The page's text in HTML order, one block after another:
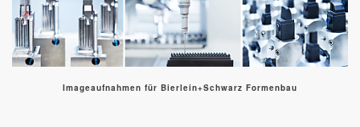
Imageaufnahmen für Bierlein+Schwarz Formenbau